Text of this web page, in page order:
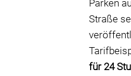
Parken
Straße
für 24